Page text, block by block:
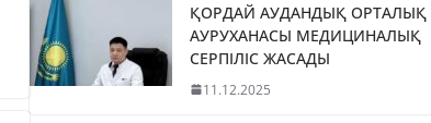
ҚОРДАЙ АУДАНДЫҚ ОРТАЛЫҚ
АУРУХАНАСЫ МЕДИЦИНАЛЫҚ
СЕРПІЛІС ЖАСАДЫ
11.12.2025